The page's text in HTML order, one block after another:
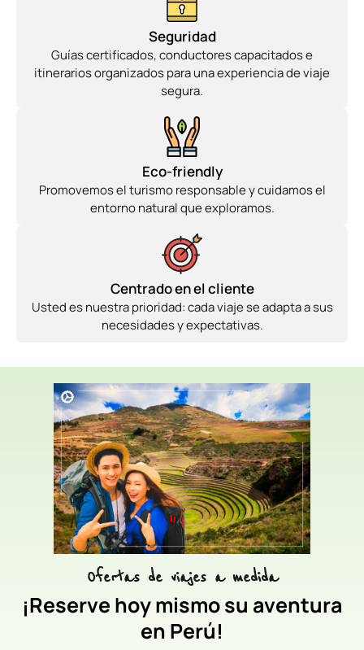
Seguridad
Guías certificados, conductores capacitados e
itinerarios organizados para una experiencia de viaje
segura.
Eco-friendly
Promovemos el turismo responsable y cuidamos el
entorno natural que exploramos.
Centrado en el cliente
Usted es nuestra prioridad: cada viaje se adapta a sus
necesidades y expectativas.
Ofertas de viajes a medida
¡Reserve hoy mismo su aventura
en Perú!